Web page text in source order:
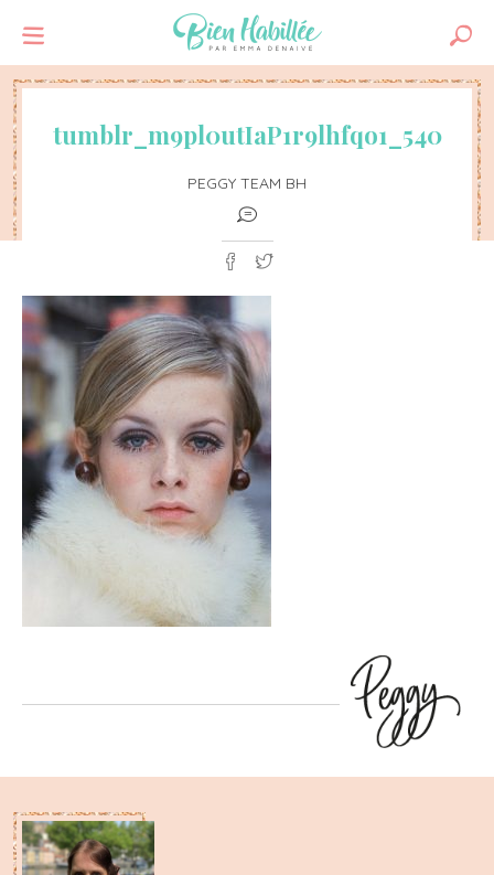
tumblr_m9pl0utIaP1r9lhfqo1_540
PEGGY TEAM BH